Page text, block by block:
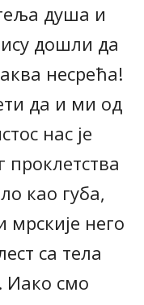
душа и
дошли да
несрећа!
да и ми од
нас је
проклетства
као губа,
мрскије него
са тела
Иако смо